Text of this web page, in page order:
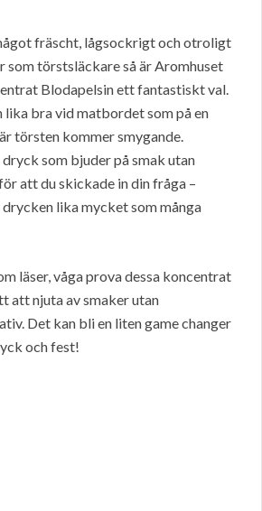
fräscht, lågsockrigt och otroligt
som törstsläckare så är Aromhuset
Blodapelsin ett fantastiskt val.
lika bra vid matbordet som på en
törsten kommer smygande.
som bjuder på smak utan
att du skickade in din fråga –
lika mycket som många
läser, våga prova dessa koncentrat
att njuta av smaker utan
Det kan bli en liten game changer
och fest!